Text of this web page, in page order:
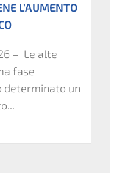
L’AUMENTO
– Le alte
fase
determinato un